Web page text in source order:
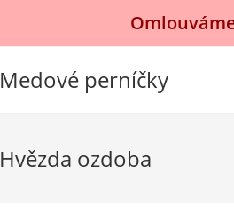
Medové perníčky
Hvězda ozdoba